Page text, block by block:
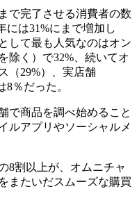
で完了させる消費者の数
には31%にまで増加し
して最も人気なのはオン
除く）で32%、続いてオ
（29%）、実店舗
8％だった。
で商品を調べ始めること
ルアプリやソーシャルメ
8割以上が、オムニチャ
またいだスムーズな購買